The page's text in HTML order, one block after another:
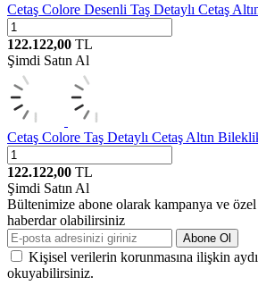
Cetaş Colore Desenli Taş Detaylı Cetaş
122.122,00 TL
Şimdi Satın Al
Cetaş Colore Taş Detaylı Cetaş Altın
122.122,00 TL
Şimdi Satın Al
Bültenimize abone olarak kampanya ve
haberdar olabilirsiniz
Abone Ol
Kişisel verilerin korunmasına ilişkin
okuyabilirsiniz.